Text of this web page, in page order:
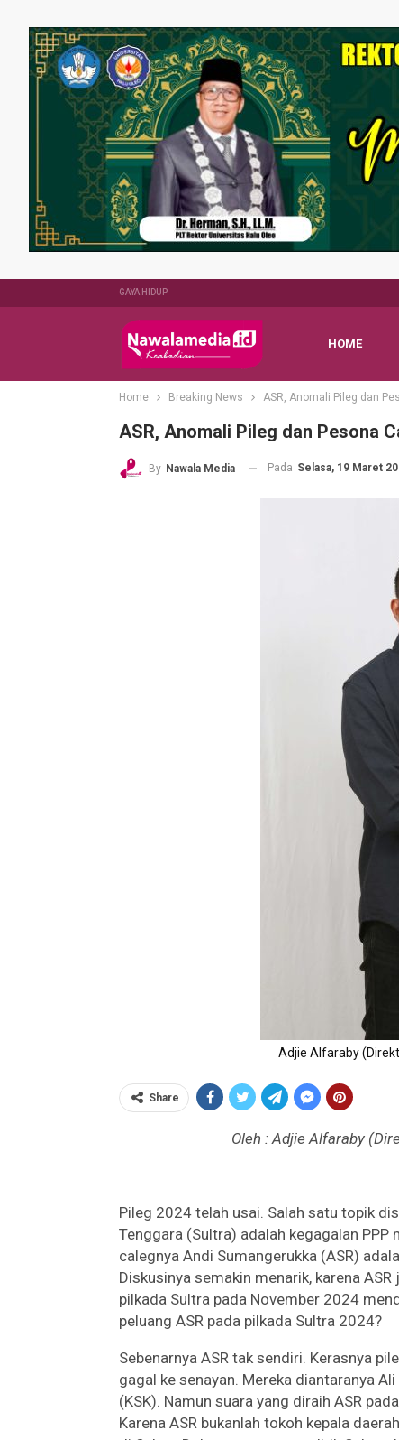
GAYA HIDUP
HOME
Home Breaking News ASR, Anomali Pileg dan
ASR, Anomali Pileg dan Pesona
By Nawala Media Pada Selasa, 19 Maret
Adjie Alfaraby
Share
Oleh : Adjie Alfaraby
Pileg 2024 telah usai. Salah satu topik
Tenggara (Sultra) adalah kegagalan PPP
calegnya Andi Sumangerukka (ASR)
Diskusinya semakin menarik, karena
pilkada Sultra pada November 2024
peluang ASR pada pilkada Sultra 2024?
Sebenarnya ASR tak sendiri. Kerasnya
gagal ke senayan. Mereka diantaranya
(KSK). Namun suara yang diraih ASR
Karena ASR bukanlah tokoh kepala